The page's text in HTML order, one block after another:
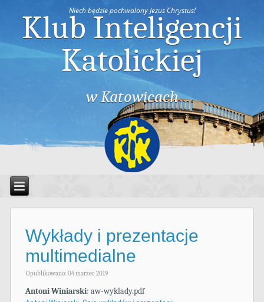
Niech będzie pochwalony Jezus Chrystus!
Klub Inteligencji
Katolickiej
w Katowicach
Wykłady i prezentacje
multimedialne
Opublikowano: 04 marzec 2019
Antoni Winiarski: aw-wyklady.pdf